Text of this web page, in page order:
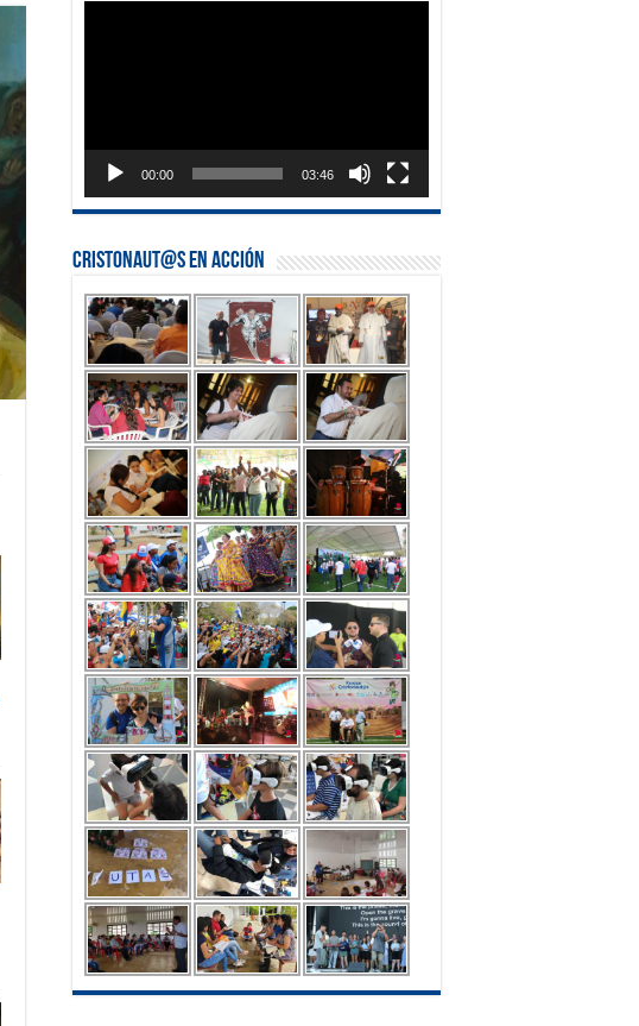
00:00 03:46
Cristonaut@s en Acción